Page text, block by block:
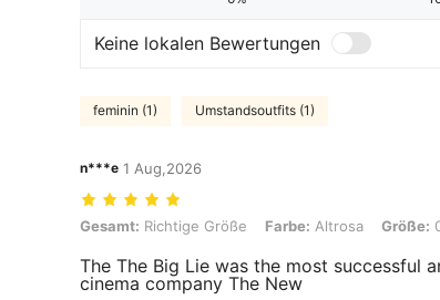
Keine lokalen Bewertungen
feminin (1) Umstandsoutfits (1)
n***e 1 Aug,2026
Gesamt: Richtige Größe, Farbe: Altrosa, Größe: 0XL
Gesamt: Richtige Größe Farbe: Altrosa Größe:
The The Big Lie was the most successful
cinema company The New